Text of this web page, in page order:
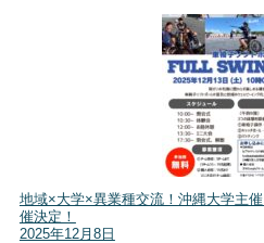
地域×大学×異業種交流！沖縄大学主
催決定！
2025年12月8日